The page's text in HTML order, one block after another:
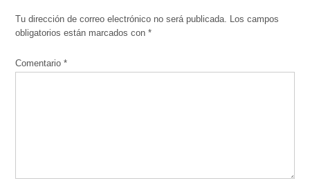
Tu dirección de correo electrónico no será publicada. Los campos
obligatorios están marcados con*
Comentario*